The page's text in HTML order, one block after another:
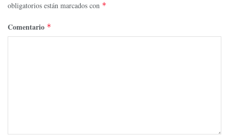
obligatorios están marcados con *
Comentario *